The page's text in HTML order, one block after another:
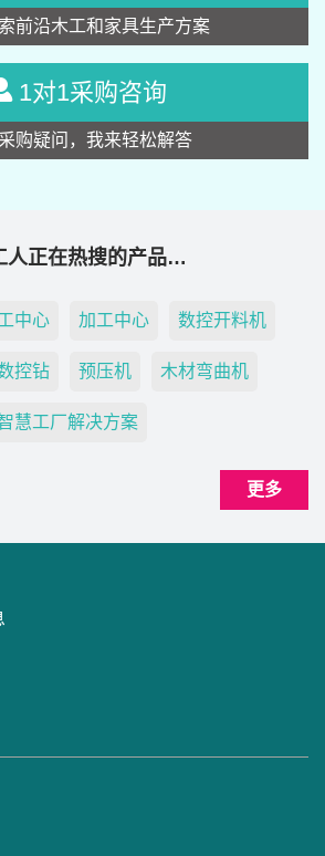
前沿木工和家具生产方案
1对1采购咨询
购疑问，我来轻松解答
人正在热搜的产品…
中心 加工中心 数控开料机
控钻 预压机 木材弯曲机
慧工厂解决方案
更多